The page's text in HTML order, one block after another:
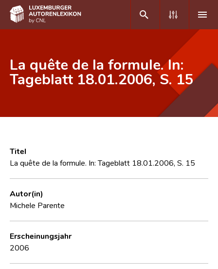
FR
Home
Häufige Fragen und Antworten
CNL
Forschungsgruppe
Kontakt
La quête de la formule. In:
Tageblatt 18.01.2006, S. 15
Titel
La quête de la formule. In: Tageblatt 18.01.2006, S. 15
Autor(in)
Michele Parente
Erscheinungsjahr
2006